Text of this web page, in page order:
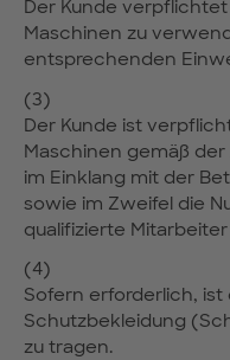
Der Kunde
Maschinen zu
entsprechenden
(3)
Der Kunde ist
Maschinen gemäß
im Einklang mit der
sowie im Zweifel die
qualifizierte
(4)
Sofern erforderlich,
Schutzbekleidung
zu tragen.